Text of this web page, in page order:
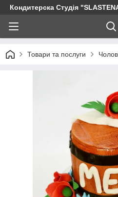
Кондитерска Студія
Товари та послуги